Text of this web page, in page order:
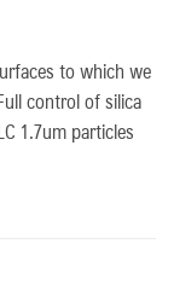
to which we
control of silica
1.7um particles